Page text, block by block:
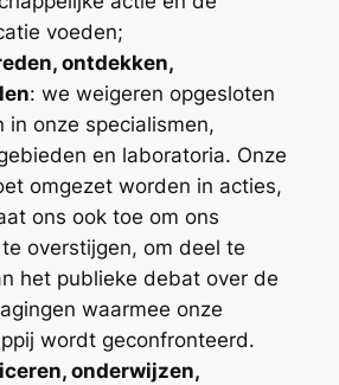
voeden;
ontdekken,
: we weigeren opgesloten
in onze specialismen,
en laboratoria. Onze
omgezet worden in acties,
ons ook toe om ons
overstijgen, om deel te
het publieke debat over de
waarmee onze
wordt geconfronteerd.
onderwijzen,